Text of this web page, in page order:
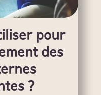
pour
des
?